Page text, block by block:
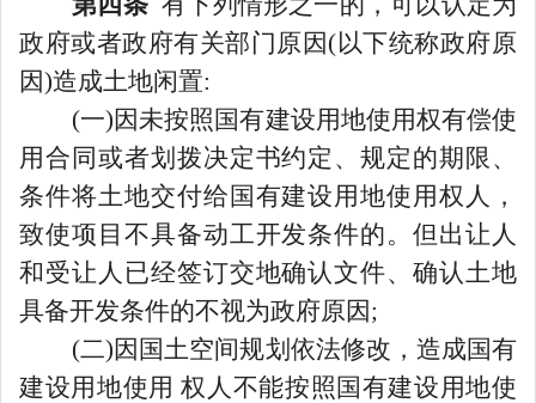
政府或者政府有关部门原因(以下统称政府原
因)造成土地闲置:
(一)因未按照国有建设用地使用权有偿使
用合同或者划拨决定书约定、规定的期限、
条件将土地交付给国有建设用地使用权人，
致使项目不具备动工开发条件的。但出让人
和受让人已经签订交地确认文件、确认土地
具备开发条件的不视为政府原因;
(二)因国土空间规划依法修改，造成国有
建设用地使用 权人不能按照国有建设用地使